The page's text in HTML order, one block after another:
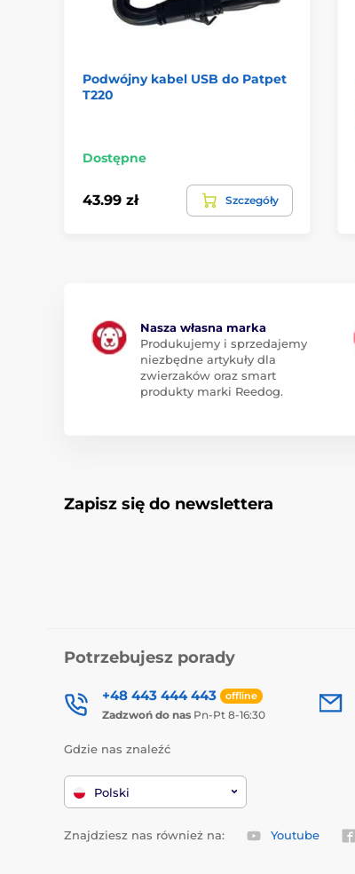
Podwójny kabel USB do Patpet
T220
Dostępne
43.99 zł Szczegóły
Nasza własna marka
Produkujemy i sprzedajemy
niezbędne artykuły dla
zwierzaków oraz smart
produkty marki Reedog.
Zapisz się do newslettera
Potrzebujesz porady
+48 443 444 443 offline
Zadzwoń do nas Pn-Pt 8-16:30
Gdzie nas znaleźć
Polski
Znajdziesz nas również na: Youtube